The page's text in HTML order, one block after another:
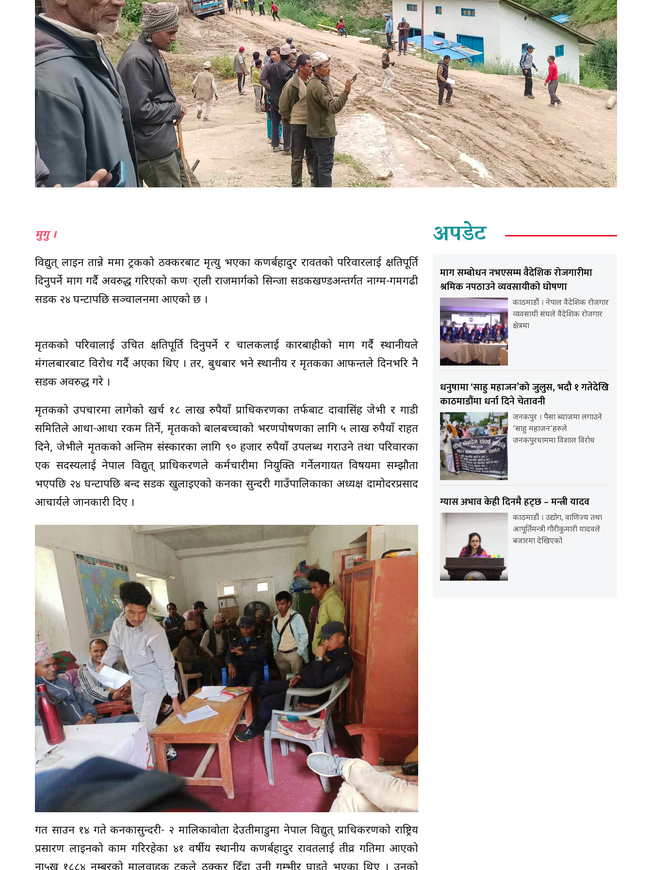
मुगु ।
विद्युत् लाइन तान्ने क्रममा ट्रकको ठक्करबाट मृत्यु भएका कणर्बहादुर रावतको परिवारलाई क्षतिपूर्ति
दिनुपर्ने माग गर्दै अवरुद्ध गरिएको कणर्ाली राजमार्गको सिन्जा सडकखण्डअन्तर्गत नाग्म-गमगढी
सडक २४ घन्टापछि सञ्चालनमा आएको छ ।
मृतकको परिवालाई उचित क्षतिपूर्ति दिनुपर्ने र चालकलाई कारबाहीको माग गर्दै स्थानीयले
मंगलबारबाट विरोध गर्दै अएका थिए । तर, बुधबार भने स्थानीय र मृतकका आफन्तले दिनभरि नै
सडक अवरुद्ध गरे ।
मृतकको उपचारमा लागेको खर्च १८ लाख रुपैयाँ प्राधिकरणका तर्फबाट दावासिंह जेभी र गाडी
समितिले आधा-आधा रकम तिर्ने, मृतकको बालबच्चाको भरणपोषणका लागि ५ लाख रुपैयाँ राहत
दिने, जेभीले मृतकको अन्तिम संस्कारका लागि ९० हजार रुपैयाँ उपलब्ध गराउने तथा परिवारका
एक सदस्यलाई नेपाल विद्युत् प्राधिकरणले कर्मचारीमा नियुक्ति गर्नेलगायत विषयमा सम्झौता
भएपछि २४ घन्टापछि बन्द सडक खुलाइएको कनका सुन्दरी गाउँपालिकाका अध्यक्ष दामोदरप्रसाद
आचार्यले जानकारी दिए ।
गत साउन १४ गते कनकासुन्दरी- २ मालिकावोता देउतीमाडुमा नेपाल विद्युत् प्राधिकरणको राष्ट्रिय
प्रसारण लाइनको काम गरिरहेका ४१ वर्षीय स्थानीय कणर्बहादुर रावतलाई तीव्र गतिमा आएको
अपडेट
माग सम्बोधन नभएसम्म वैदेशिक रोजगारीमा
श्रमिक नपठाउने व्यवसायीको घोषणा
काठमाडौंं । नेपाल वैदेशिक रोजगार
व्यवसायी संघले वैदेशिक रोजगार
क्षेत्रमा
धनुषामा ‘साहु महाजन’को जुलुस, भदौ १ गतेदेखि
काठमाडौंमा धर्ना दिने चेतावनी
जनकपुर । पैसा ब्याजमा लगाउने
‘साहु महाजन’हरुले
जनकपुरधाममा विशाल विरोध
ग्यास अभाव केही दिनमै हट्छ – मन्त्री यादव
काठमाडौं । उद्योग, वाणिज्य तथा
आपूर्तिमन्त्री गौरीकुमारी यादवले
बजारमा देखिएको